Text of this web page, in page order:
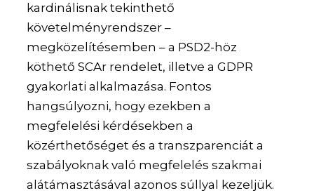
kardinálisnak tekinthető
követelményrendszer –
megközelítésemben – a PSD2-höz
köthető SCAr rendelet, illetve a GDPR
gyakorlati alkalmazása. Fontos
hangsúlyozni, hogy ezekben a
megfelelési kérdésekben a
közérthetőséget és a transzparenciát a
szabályoknak való megfelelés szakmai
alátámasztásával azonos súllyal kezeljük.